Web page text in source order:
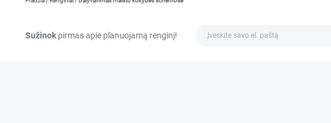
Sužinok pirmas apie planuojamą renginį!